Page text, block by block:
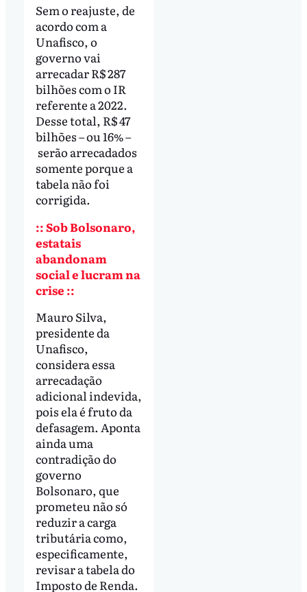
Sem o reajuste, de
acordo com a
Unafisco, o
governo vai
arrecadar R$ 287
bilhões com o IR
referente a 2022.
Desse total, R$ 47
bilhões – ou 16% –
serão arrecadados
somente porque a
tabela não foi
corrigida.
:: Sob Bolsonaro,
estatais
abandonam
social e lucram na
crise ::
Mauro Silva,
presidente da
Unafisco,
considera essa
arrecadação
adicional indevida,
pois ela é fruto da
defasagem. Aponta
ainda uma
contradição do
governo
Bolsonaro, que
prometeu não só
reduzir a carga
tributária como,
especificamente,
revisar a tabela do
Imposto de Renda.